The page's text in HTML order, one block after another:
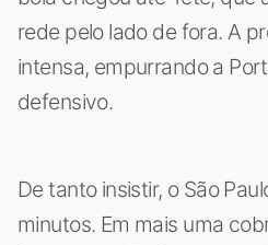
rede pelo lado de fora. A
intensa, empurrando a
defensivo.
De tanto insistir, o São
minutos. Em mais uma